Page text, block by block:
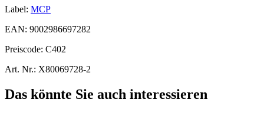
Label: MCP
EAN: 9002986697282
Preiscode: C402
Art. Nr.: X80069728-2
Das könnte Sie auch interessieren